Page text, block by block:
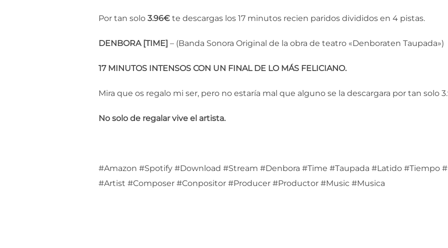
Por tan solo 3.96€ te descargas los 17 minutos recien paridos divididos en 4 pistas.
DENBORA [TIME] – (Banda Sonora Original de la obra de teatro «Denboraten Taupada»)
17 MINUTOS INTENSOS CON UN FINAL DE LO MÁS FELICIANO.
Mira que os regalo mi ser, pero no estaría mal que alguno se la descargara por tan solo
No solo de regalar vive el artista.
#Amazon #Spotify #Download #Stream #Denbora #Time #Taupada #Latido #Tiempo
#Artist #Composer #Conpositor #Producer #Productor #Music #Musica